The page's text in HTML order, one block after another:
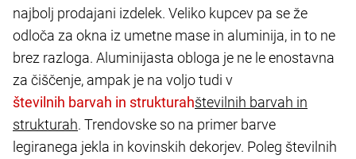
najbolj prodajani izdelek. Veliko kupcev pa se že
odloča za okna iz umetne mase in aluminija, in to ne
brez razloga. Aluminijasta obloga je ne le enostavna
za čiščenje, ampak je na voljo tudi v
številnih barvah in
strukturah. Trendovske so na primer barve
legiranega jekla in kovinskih dekorjev. Poleg številnih